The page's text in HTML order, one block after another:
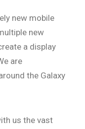
new mobile
new
a display
are
the Galaxy
us the vast